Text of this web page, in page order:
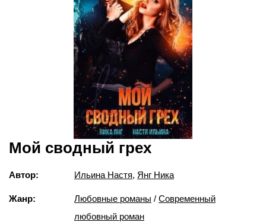
Мой сводный грех
Автор: Ильина Настя, Янг Ника
Жанр: Любовные романы / Современный
любовный роман